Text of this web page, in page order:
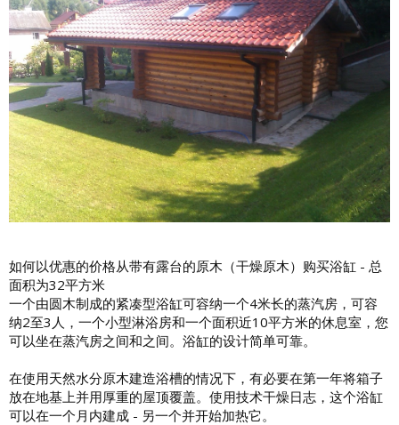
如何以优惠的价格从带有露台的原木（干燥原木）购买浴缸 - 总
面积为32平方米
一个由圆木制成的紧凑型浴缸可容纳一个4米长的蒸汽房，可容
纳2至3人，一个小型淋浴房和一个面积近10平方米的休息室，您
可以坐在蒸汽房之间和之间。浴缸的设计简单可靠。
在使用天然水分原木建造浴槽的情况下，有必要在第一年将箱子
放在地基上并用厚重的屋顶覆盖。使用技术干燥日志，这个浴缸
可以在一个月内建成 - 另一个并开始加热它。